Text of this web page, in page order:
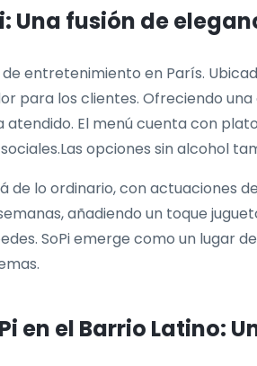
Una fusión de
entretenimiento en París.
para los clientes. Ofreciendo
atendido. El menú cuenta con
opciones sin alcohol
de lo ordinario, con actuaciones
añadiendo un toque
SoPi emerge como un lugar
en el Barrio Latino: